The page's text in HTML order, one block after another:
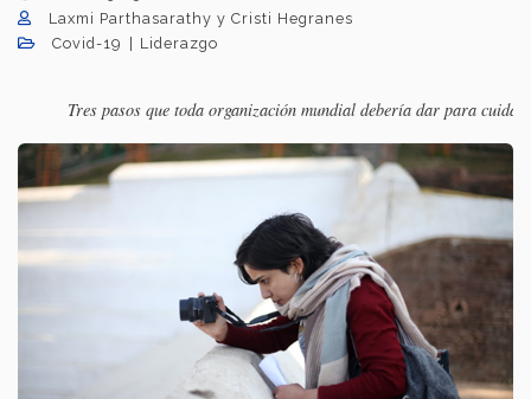
Laxmi Parthasarathy y Cristi Hegranes
Covid-19
Liderazgo
Tres pasos que toda organización mundial debería dar para